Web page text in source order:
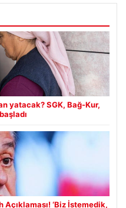
yatacak? SGK, Bağ-Kur,
Açıklaması! ‘Biz İstemedik,